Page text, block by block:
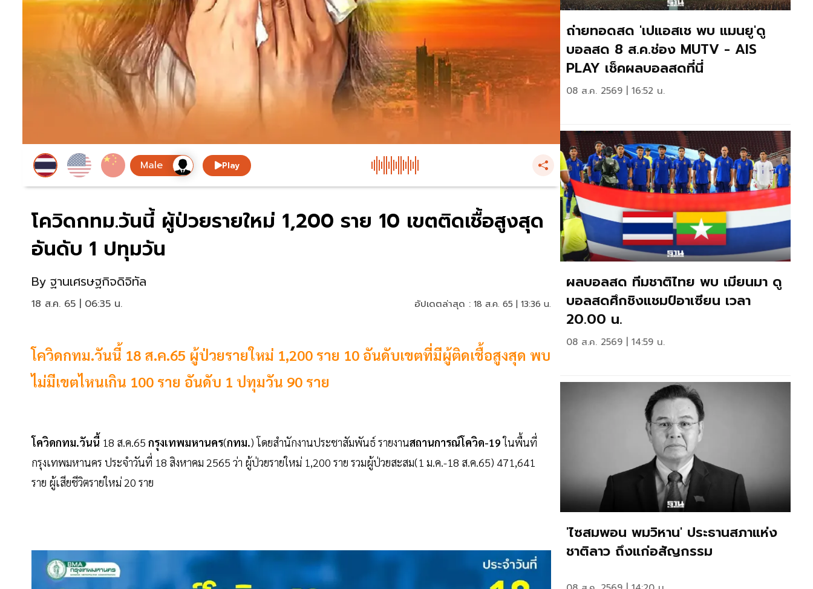
Play
โควิดกทม.วันนี้ ผู้ป่วยรายใหม่ 1,200 ราย 10 เขตติดเชื้อสูงสุด
อันดับ 1 ปทุมวัน
By ฐานเศรษฐกิจดิจิทัล
18 ส.ค. 65 | 06:35 น. อัปเดตล่าสุด : 18 ส.ค. 65 | 13:36 น.
โควิดกทม.วันนี้ 18 ส.ค.65 ผู้ป่วยรายใหม่ 1,200 ราย 10 อันดับเขตที่มีผู้ติดเชื้อสูงสุด พบ
ไม่มีเขตไหนเกิน 100 ราย อันดับ 1 ปทุมวัน 90 ราย
โควิดกทม.วันนี้ 18 ส.ค.65 กรุงเทพมหานคร(กทม.) โดยสำนักงานประชาสัมพันธ์ รายงานสถานการณ์โควิด-19ในพื้นที่
กรุงเทพมหานคร ประจำวันที่ 18 สิงหาคม 2565 ว่า ผู้ป่วยรายใหม่ 1,200 ราย รวมผู้ป่วยสะสม(1 ม.ค.-18 ส.ค.65) 471,641
ราย ผู้เสียชีวิตรายใหม่ 20 ราย
ถ่ายทอดสด 'เปแอสเช พบ แมนยู'ดู
บอลสด 8 ส.ค.ช่อง MUTV - AIS
PLAY เช็คผลบอลสดที่นี่
08 ส.ค. 2569 | 16:52 น.
ผลบอลสด ทีมชาติไทย พบ เมียนมา ดู
บอลสดศึกชิงแชมป์อาเซียน เวลา
20.00 น.
08 ส.ค. 2569 | 14:59 น.
'ไซสมพอน พมวิหาน' ประธานสภาแห่ง
ชาติลาว ถึงแก่อสัญกรรม